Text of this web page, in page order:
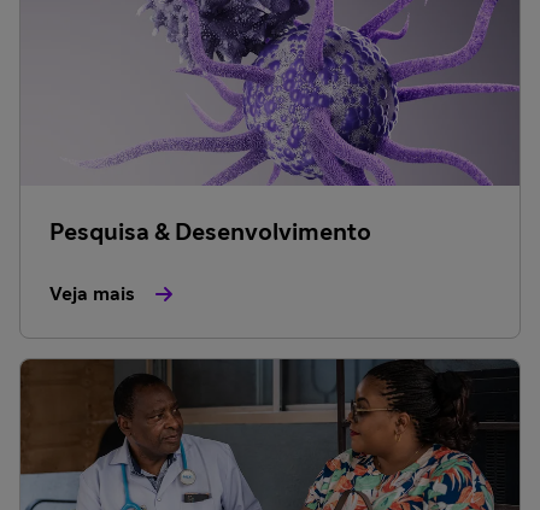
Pesquisa & Desenvolvimento
Veja mais